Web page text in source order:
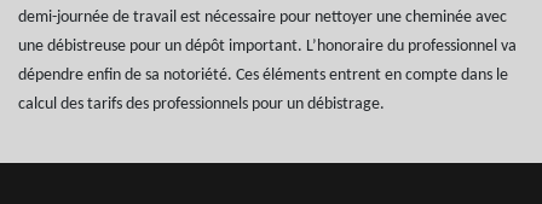
demi-journée de travail est nécessaire pour nettoyer une cheminée avec
une débistreuse pour un dépôt important. L’honoraire du professionnel va
dépendre enfin de sa notoriété. Ces éléments entrent en compte dans le
calcul des tarifs des professionnels pour un débistrage.